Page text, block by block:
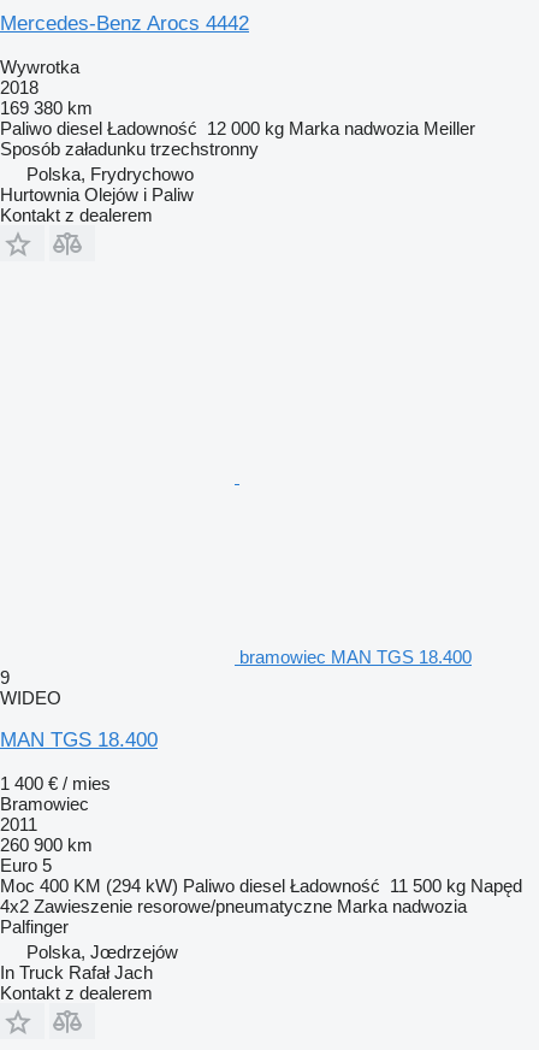
Mercedes-Benz Arocs 4442
Wywrotka
2018
169 380 km
Paliwo diesel Ładowność 12 000 kg Marka nadwozia Meiller
Sposób załadunku trzechstronny
Polska, Frydrychowo
Hurtownia Olejów i Paliw
Kontakt z dealerem
bramowiec MAN TGS 18.400
9
WIDEO
MAN TGS 18.400
1 400 € / mies
Bramowiec
2011
260 900 km
Euro 5
Moc 400 KM (294 kW) Paliwo diesel Ładowność 11 500 kg Napęd
4x2 Zawieszenie resorowe/pneumatyczne Marka nadwozia
Palfinger
Polska, Jœdrzejów
In Truck Rafał Jach
Kontakt z dealerem